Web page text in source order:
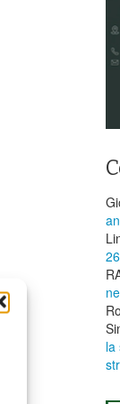
la